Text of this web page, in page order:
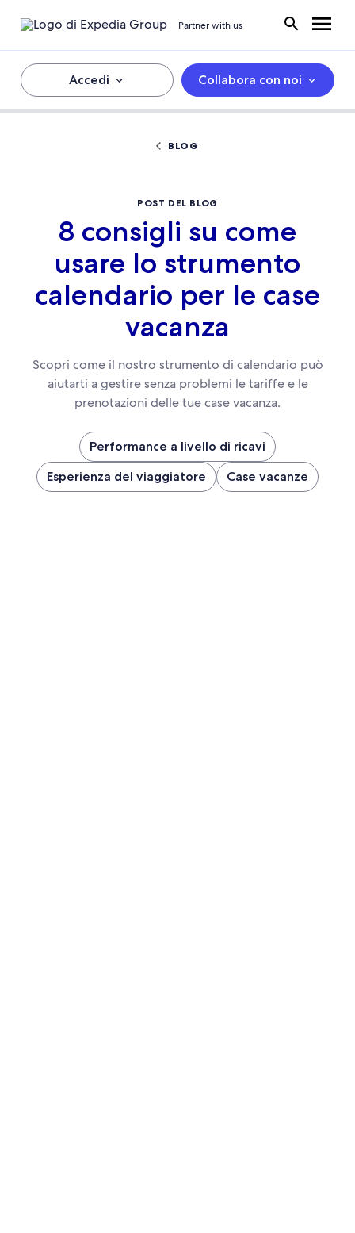
Partner with us
Accedi Collabora con noi
BLOG
POST DEL BLOG
8 consigli su come
usare lo strumento
calendario per le case
vacanza
Scopri come il nostro strumento di calendario può
aiutarti a gestire senza problemi le tariffe e le
prenotazioni delle tue case vacanza.
Performance a livello di ricavi
Esperienza del viaggiatore
Case vacanze